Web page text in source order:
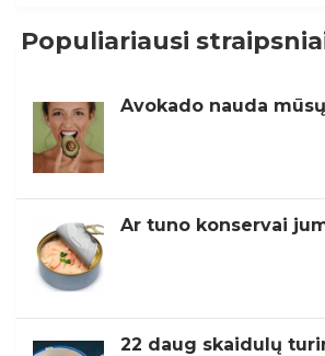
Populiariausi
Avokado nauda
Ar tuno konservai
22 daug skaidulų